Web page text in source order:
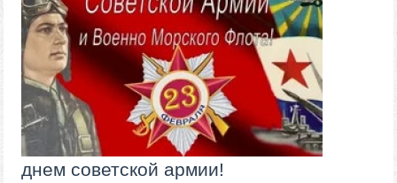
днем советской армии!